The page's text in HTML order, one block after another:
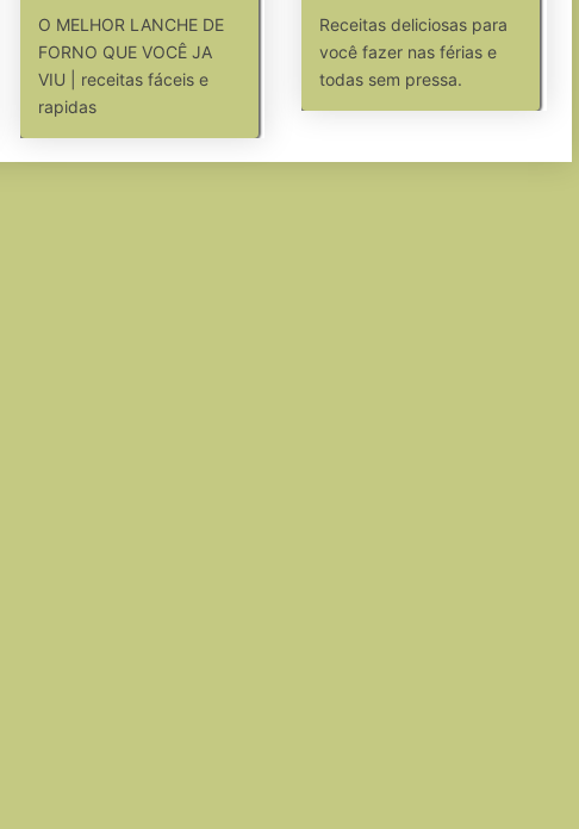
O MELHOR LANCHE DE
FORNO QUE VOCÊ JA
VIU | receitas fáceis e
rapidas
Receitas deliciosas para
você fazer nas férias e
todas sem pressa.